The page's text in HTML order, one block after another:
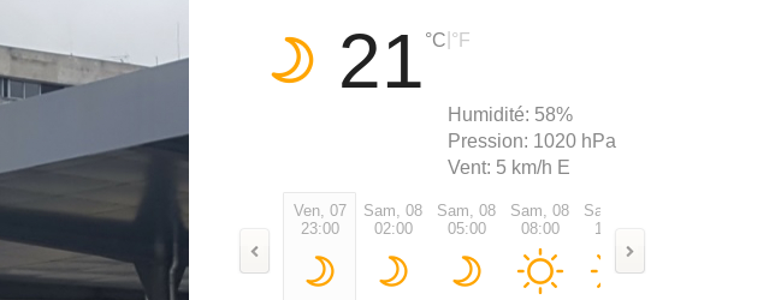
21 °C °F
Humidité: 58%
Pression: 1020 hPa
Vent: 5 km/h E
Ven, 07
23:00
Sam, 08
02:00
Sam, 08
05:00
Sam, 08
08:00
Sam, 08
11:00